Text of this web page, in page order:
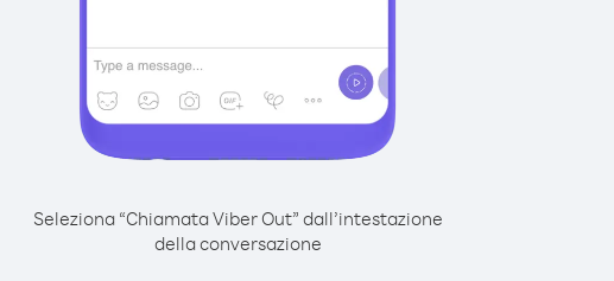
Seleziona “Chiamata Viber Out” dall’intestazione
della conversazione